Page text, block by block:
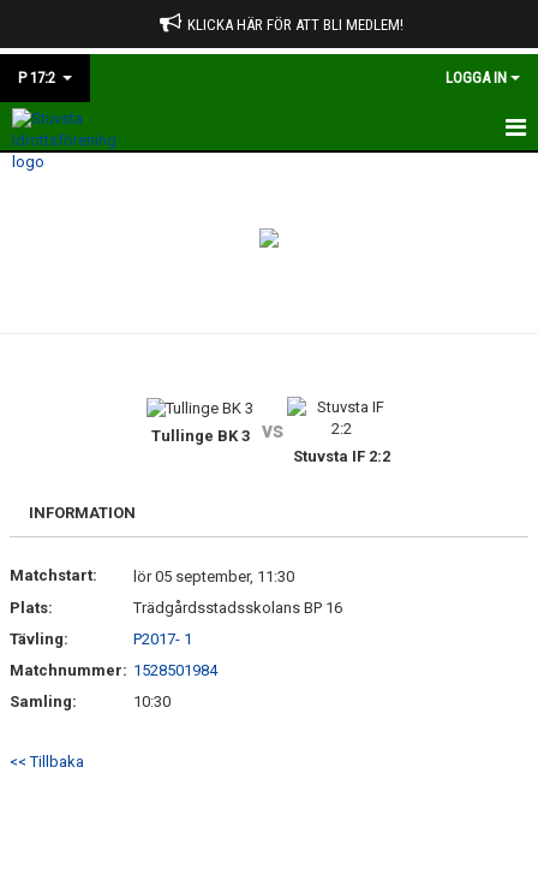
KLICKA HÄR FÖR ATT BLI MEDLEM!
P 17:2 LOGGA IN
HEM
KONTAKT
Tullinge BK 3 vs
Stuvsta IF 2:2
INFORMATION
Matchstart:
lör 05 september, 11:30
Plats:
Trädgårdsstadsskolans BP 16
Tävling:
P2017- 1
Matchnummer: 1528501984
Samling:
10:30
<< Tillbaka